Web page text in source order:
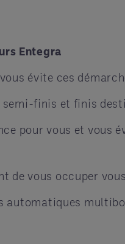
Entegra
évite ces
finis et finis
pour vous et vous
vous occuper
automatiques